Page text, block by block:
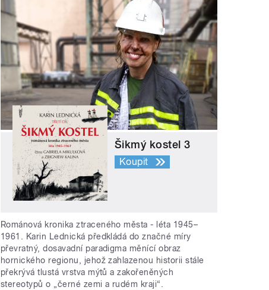
Šikmý kostel 3
Koupit
Románová kronika ztraceného města - léta 1945–
1961. Karin Lednická předkládá do značné míry
převratný, dosavadní paradigma měnící obraz
hornického regionu, jehož zahlazenou historii stále
překrývá tlustá vrstva mýtů a zakořeněných
stereotypů o „černé zemi a rudém kraji“.